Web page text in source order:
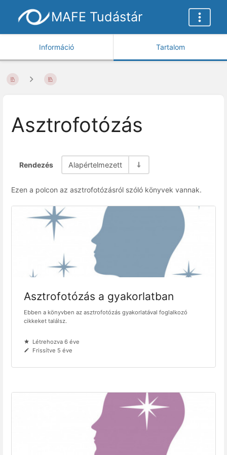
MAFE Tudástár
Információ Tartalom
Asztrofotózás
Rendezés Alapértelmezett
Ezen a polcon az asztrofotózásról szóló könyvek vannak.
Asztrofotózás a gyakorlatban
Ebben a könyvben az asztrofotózás gyakorlatával foglalkozó
cikkeket találsz.
Létrehozva 6 éve
Frissítve 5 éve